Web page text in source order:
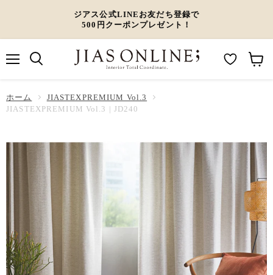
ジアス公式LINEお友だち登録で
500円クーポンプレゼント！
ー
s
見
る
ホーム
JIASTEXPREMIUM Vol.3
JIASTEXPREMIUM Vol.3 | JD240